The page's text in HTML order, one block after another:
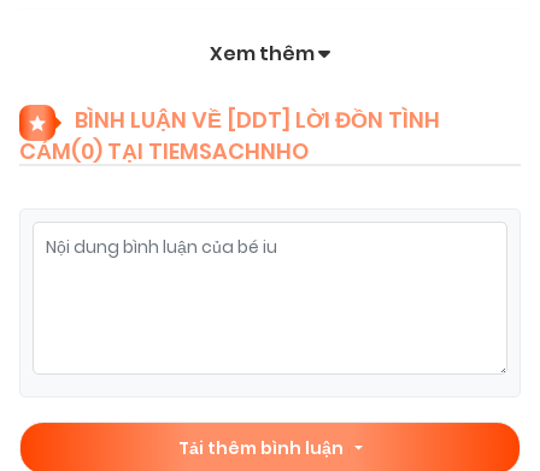
Xem thêm
BÌNH LUẬN VỀ [DDT] LỜI ĐỒN TÌNH
CẢM(0) TẠI TIEMSACHNHO
Tải thêm bình luận